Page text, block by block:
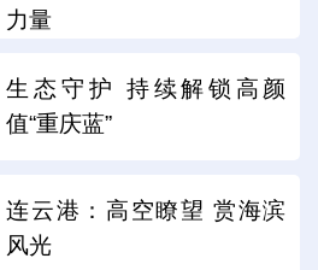
力量
生态守护 持续解锁高颜
值“重庆蓝”
连云港：高空瞭望 赏海滨
风光